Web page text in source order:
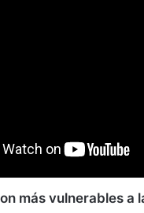
más vulnerables a